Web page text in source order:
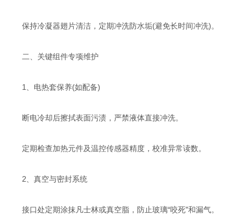
保持冷凝器翅片清洁，定期冲洗防水垢(避免长时间冲洗)。
二、关键组件专项维护
‌1、电热套保养(如配备)‌
断电冷却后擦拭表面污渍，严禁液体直接冲洗。
定期检查加热元件及温控传感器精度，校准异常读数。
‌2、真空与密封系统‌
接口处定期涂抹凡士林或真空脂，防止玻璃“咬死”和漏气。